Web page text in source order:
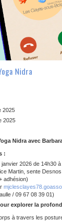
Nidra
2025
2025
Nidra avec
:
janvier 2026 de 14h30
Martin, sente Desnos
adhésion)
/ 09 67 08 39 01)
explorer la
à travers les